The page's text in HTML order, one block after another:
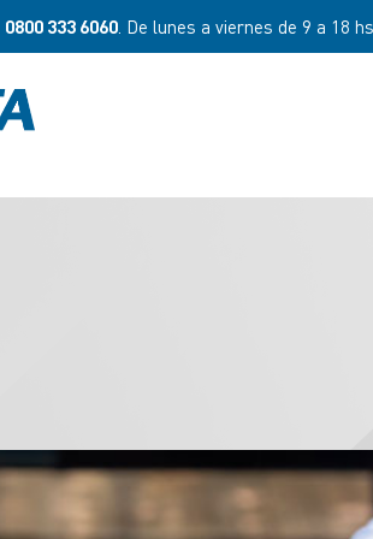
0800 333 6060 . De lunes a viernes de 9 a 18 hs.